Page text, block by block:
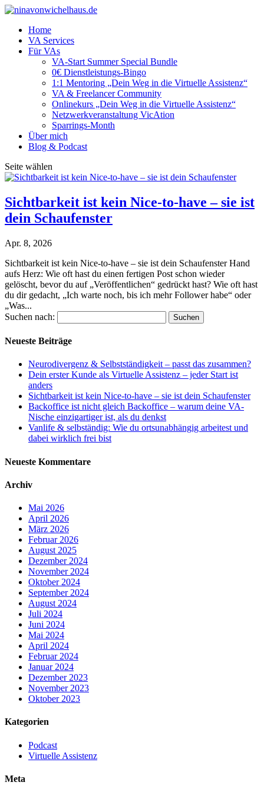
Home
VA Services
Für VAs
VA-Start Summer Special Bundle
0€ Dienstleistungs-Bingo
1:1 Mentoring „Dein Weg in die Virtuelle Assistenz“
VA & Freelancer Community
Onlinekurs „Dein Weg in die Virtuelle Assistenz“
Netzwerkveranstaltung VicAtion
Sparrings-Month
Über mich
Blog & Podcast
Seite wählen
Sichtbarkeit ist kein Nice-to-have – sie ist
dein Schaufenster
Apr. 8, 2026
Sichtbarkeit ist kein Nice-to-have – sie ist dein Schaufenster Hand
aufs Herz: Wie oft hast du einen fertigen Post schon wieder
gelöscht, bevor du auf „Veröffentlichen“ gedrückt hast? Wie oft hast
du dir gedacht, „Ich warte noch, bis ich mehr Follower habe“ oder
„Was...
Suchen nach:
Neueste Beiträge
Neurodivergenz & Selbstständigkeit – passt das zusammen?
Dein erster Kunde als Virtuelle Assistenz – jeder Start ist
anders
Sichtbarkeit ist kein Nice-to-have – sie ist dein Schaufenster
Backoffice ist nicht gleich Backoffice – warum deine VA-
Nische einzigartiger ist, als du denkst
Vanlife & selbständig: Wie du ortsunabhängig arbeitest und
dabei wirklich frei bist
Neueste Kommentare
Archiv
Mai 2026
April 2026
März 2026
Februar 2026
August 2025
Dezember 2024
November 2024
Oktober 2024
September 2024
August 2024
Juli 2024
Juni 2024
Mai 2024
April 2024
Februar 2024
Januar 2024
Dezember 2023
November 2023
Oktober 2023
Kategorien
Podcast
Virtuelle Assistenz
Meta